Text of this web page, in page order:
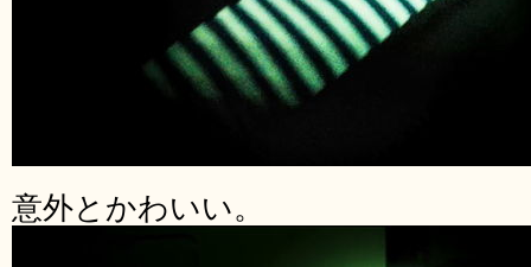
意外とかわいい。